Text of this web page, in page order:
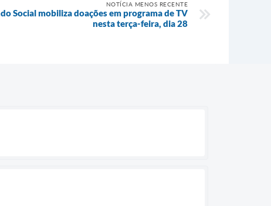
NOTÍCIA MENOS RECENTE
Social mobiliza doações em programa de TV
nesta terça-feira, dia 28